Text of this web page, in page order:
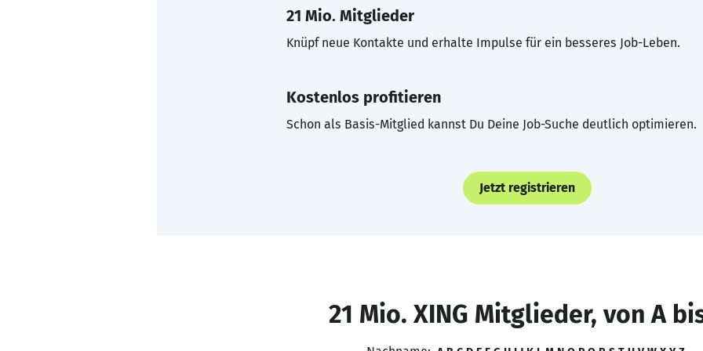
21 Mio. Mitglieder
Knüpf neue Kontakte und erhalte Impulse für ein besseres Job-Leben.
Kostenlos profitieren
Schon als Basis-Mitglied kannst Du Deine Job-Suche deutlich optimieren.
Jetzt registrieren
21 Mio. XING Mitglieder, von A